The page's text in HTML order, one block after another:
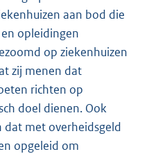
aan bod die
opleidingen
op ziekenhuizen
zij menen dat
richten op
doel dienen. Ook
dat met overheidsgeld
opgeleid om